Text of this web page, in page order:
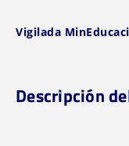
Vigilada
Descripción